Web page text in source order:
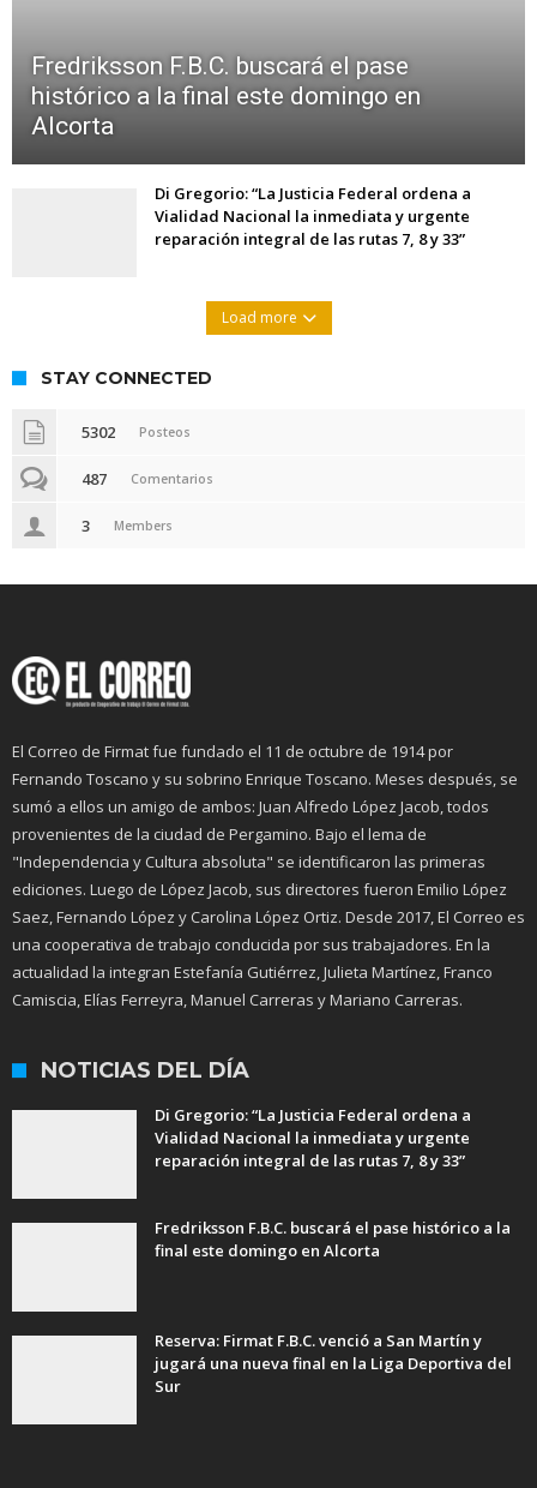
Fredriksson F.B.C. buscará el pase
histórico a la final este domingo en
Alcorta
Di Gregorio: “La Justicia Federal ordena a
Vialidad Nacional la inmediata y urgente
reparación integral de las rutas 7, 8 y 33”
Load more
STAY CONNECTED
5302 Posteos
487 Comentarios
3 Members
El Correo de Firmat fue fundado el 11 de octubre de 1914 por
Fernando Toscano y su sobrino Enrique Toscano. Meses después, se
sumó a ellos un amigo de ambos: Juan Alfredo López Jacob, todos
provenientes de la ciudad de Pergamino. Bajo el lema de
"Independencia y Cultura absoluta" se identificaron las primeras
ediciones. Luego de López Jacob, sus directores fueron Emilio López
Saez, Fernando López y Carolina López Ortiz. Desde 2017, El Correo es
una cooperativa de trabajo conducida por sus trabajadores. En la
actualidad la integran Estefanía Gutiérrez, Julieta Martínez, Franco
Camiscia, Elías Ferreyra, Manuel Carreras y Mariano Carreras.
NOTICIAS DEL DÍA
Di Gregorio: “La Justicia Federal ordena a
Vialidad Nacional la inmediata y urgente
reparación integral de las rutas 7, 8 y 33”
Fredriksson F.B.C. buscará el pase histórico a la
final este domingo en Alcorta
Reserva: Firmat F.B.C. venció a San Martín y
jugará una nueva final en la Liga Deportiva del
Sur